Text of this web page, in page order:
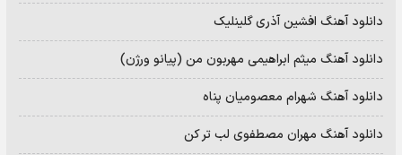
دانلود آهنگ افشین آذری گلینلیک
دانلود آهنگ میثم ابراهیمی مهربون من (پیانو ورژن)
دانلود آهنگ شهرام معصومیان پناه
دانلود آهنگ مهران مصطفوی لب تر کن